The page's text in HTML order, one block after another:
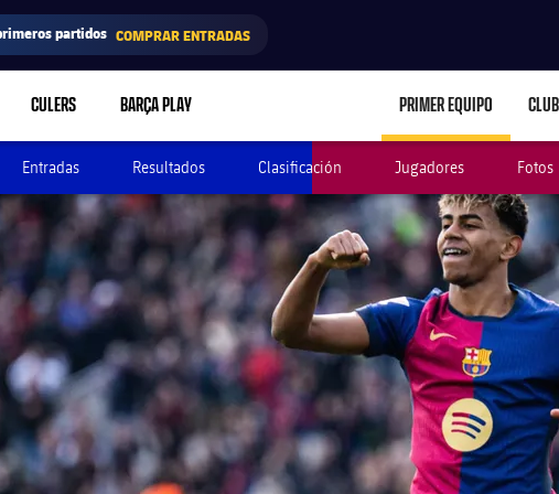
partidos COMPRAR ENTRADAS
CULERS BARÇA PLAY PRIMER EQUIPO CLUB
Entradas Resultados Clasificación Jugadores Fotos